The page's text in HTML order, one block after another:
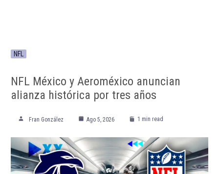
NFL
NFL México y Aeroméxico anuncian
alianza histórica por tres años
Fran González Ago 5, 2026 1 min read